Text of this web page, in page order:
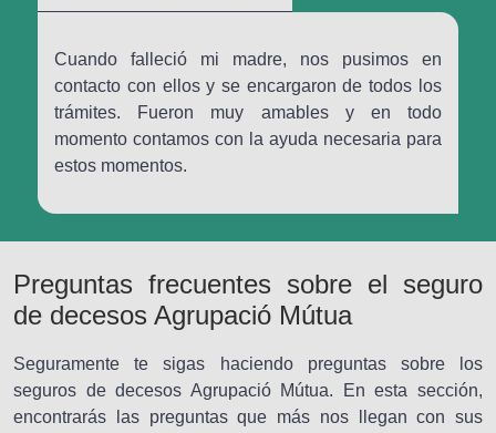
Cuando falleció mi madre, nos pusimos en
contacto con ellos y se encargaron de todos los
trámites. Fueron muy amables y en todo
momento contamos con la ayuda necesaria para
estos momentos.
Preguntas frecuentes sobre el seguro
de decesos Agrupació Mútua
Seguramente te sigas haciendo preguntas sobre los
seguros de decesos Agrupació Mútua. En esta sección,
encontrarás las preguntas que más nos llegan con sus